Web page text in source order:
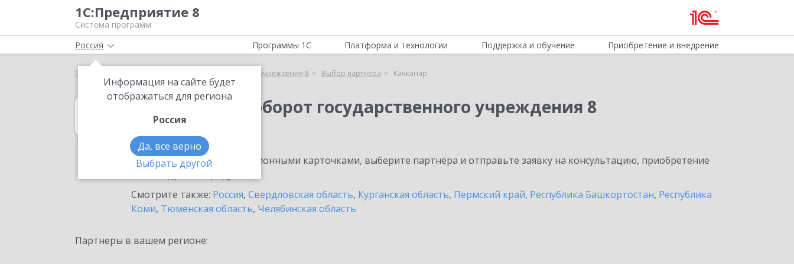
1С:Предприятие 8
Система программ
Россия
Информация на сайте будет
отображаться для региона
Россия
Да, все верно
Выбрать другой
Программы 1С Платформа и технологии Поддержка и обучение Приобретение и внедрение
Главная 1С:Документооборот государственного учреждения 8 Выбор партнёра Качканар
1С:Документооборот государственного учреждения 8
в Качканаре
Ознакомьтесь с информационными карточками, выберите партнёра и отправьте заявку на консультацию, приобретение
Смотрите также: Россия, Свердловская область, Курганская область, Пермский край, Республика Башкортостан, Республика
Коми, Тюменская область, Челябинская область
Партнеры в вашем регионе: